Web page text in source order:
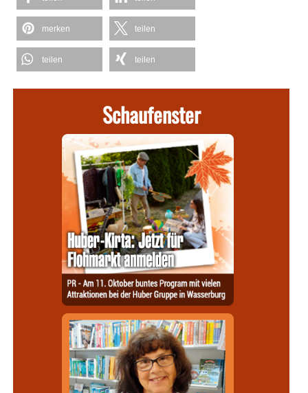
merken teilen
teilen teilen
Schaufenster